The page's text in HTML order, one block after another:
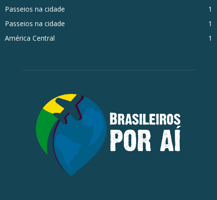
Passeios na cidade
1
Passeios na cidade
1
América Central
1